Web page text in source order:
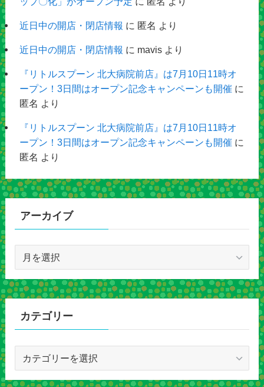
近日中の開店・閉店情報 に 匿名 より
近日中の開店・閉店情報 に mavisより
『リトルスプーン 北大病院前店』は7月10日11時オ
ープン！3日間はオープン記念キャンペーンも開催 に
匿名 より
『リトルスプーン 北大病院前店』は7月10日11時オ
ープン！3日間はオープン記念キャンペーンも開催 に
匿名 より
アーカイブ
カ
イ
カテゴリー
ゴ